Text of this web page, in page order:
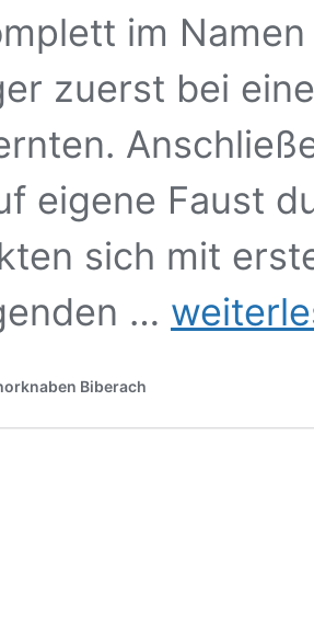
im
zuerst bei
eigene Faust
sich mit
…
Konzertreise
2025
Biberach